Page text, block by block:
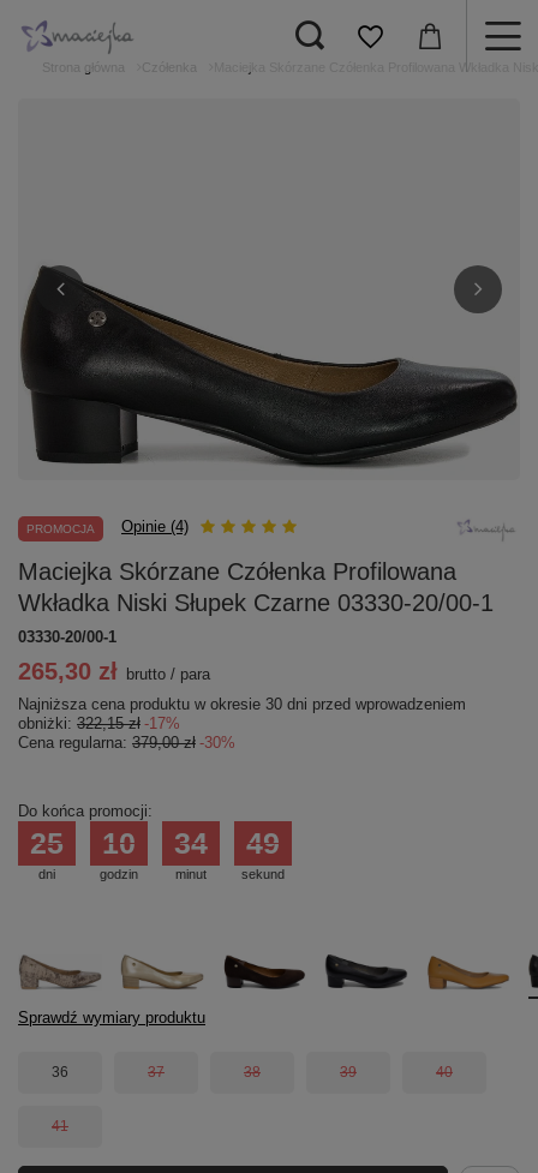
Strona główna Czółenka
PROMOCJA Opinie (4)
Maciejka Skórzane Czółenka Profilowana
Wkładka Niski Słupek Czarne 03330-20/00-1
03330-20/00-1
265,30 zł brutto / para
Najniższa cena produktu w okresie 30 dni przed wprowadzeniem
obniżki: 322,15 zł -17%
Cena regularna: 379,00 zł -30%
Do końca promocji:
dni
25
godzin
10
minut
34
sekund
49
Sprawdź wymiary produktu
36 37 38 39 40
41